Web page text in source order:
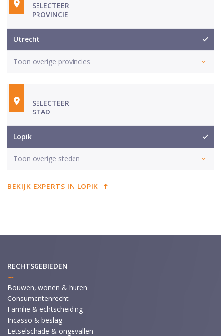
SELECTEER
PROVINCIE
Utrecht
Toon overige provincies
SELECTEER
STAD
Lopik
Toon overige steden
BEKIJK EXPERTS IN LOPIK
RECHTSGEBIEDEN
Bouwen, wonen & huren
Consumentenrecht
Familie & echtscheiding
Incasso & beslag
Letselschade & ongevallen